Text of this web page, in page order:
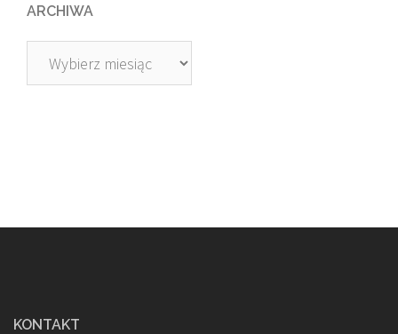
ARCHIWA
Archiwa
KONTAKT